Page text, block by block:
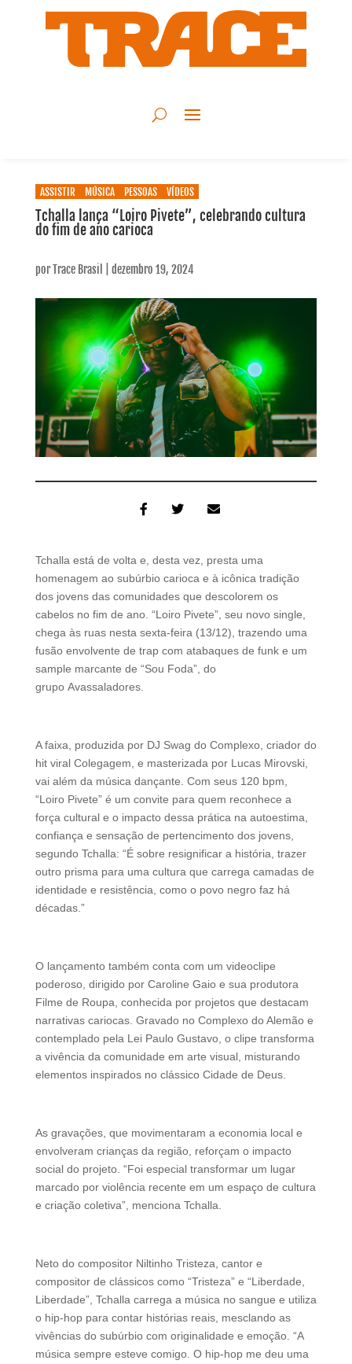
ASSISTIR MÚSICA PESSOAS VÍDEOS
Tchalla lança “Loiro Pivete”, celebrando cultura
do fim de ano carioca
porTrace Brasil dezembro 19, 2024
Tchalla está de volta e, desta vez, presta uma
homenagem ao subúrbio carioca e à icônica tradição
dos jovens das comunidades que descolorem os
cabelos no fim de ano. “Loiro Pivete”, seu novo single,
chega às ruas nesta sexta-feira (13/12), trazendo uma
fusão envolvente de trap com atabaques de funk e um
sample marcante de “Sou Foda”, do
grupo Avassaladores.
A faixa, produzida por DJ Swag do Complexo, criador do
hit viral Colegagem, e masterizada por Lucas Mirovski,
vai além da música dançante. Com seus 120 bpm,
“Loiro Pivete” é um convite para quem reconhece a
força cultural e o impacto dessa prática na autoestima,
confiança e sensação de pertencimento dos jovens,
segundo Tchalla: “É sobre resignificar a história, trazer
outro prisma para uma cultura que carrega camadas de
identidade e resistência, como o povo negro faz há
décadas.”
O lançamento também conta com um videoclipe
poderoso, dirigido por Caroline Gaio e sua produtora
Filme de Roupa, conhecida por projetos que destacam
narrativas cariocas. Gravado no Complexo do Alemão e
contemplado pela Lei Paulo Gustavo, o clipe transforma
a vivência da comunidade em arte visual, misturando
elementos inspirados no clássico Cidade de Deus.
As gravações, que movimentaram a economia local e
envolveram crianças da região, reforçam o impacto
social do projeto. “Foi especial transformar um lugar
marcado por violência recente em um espaço de cultura
e criação coletiva”, menciona Tchalla.
Neto do compositor Niltinho Tristeza, cantor e
compositor de clássicos como “Tristeza” e “Liberdade,
Liberdade”, Tchalla carrega a música no sangue e utiliza
o hip-hop para contar histórias reais, mesclando as
vivências do subúrbio com originalidade e emoção. “A
música sempre esteve comigo. O hip-hop me deu uma